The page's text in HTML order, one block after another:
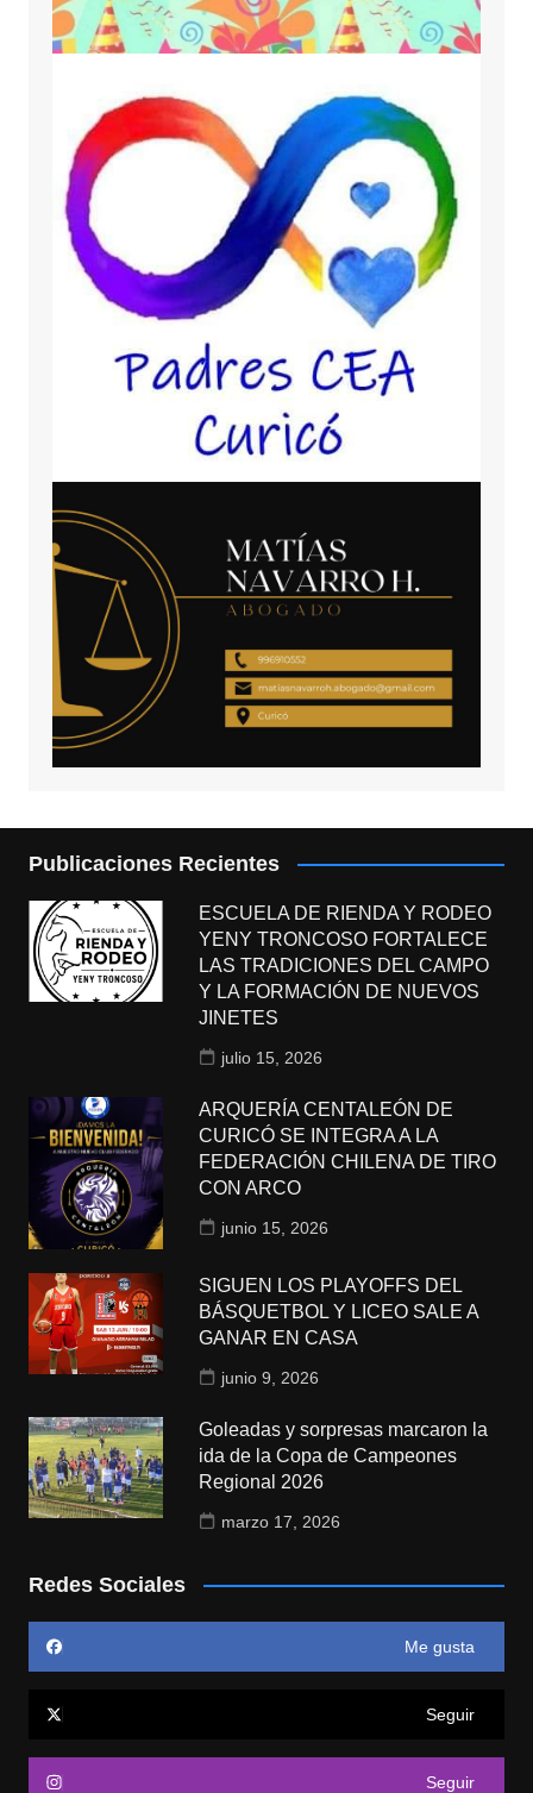
Publicaciones Recientes
ESCUELA DE RIENDA Y RODEO
YENY TRONCOSO FORTALECE
LAS TRADICIONES DEL CAMPO
Y LA FORMACIÓN DE NUEVOS
JINETES
julio 15, 2026
ARQUERÍA CENTALEÓN DE
CURICÓ SE INTEGRA A LA
FEDERACIÓN CHILENA DE TIRO
CON ARCO
junio 15, 2026
SIGUEN LOS PLAYOFFS DEL
BÁSQUETBOL Y LICEO SALE A
GANAR EN CASA
junio 9, 2026
Goleadas y sorpresas marcaron la
ida de la Copa de Campeones
Regional 2026
marzo 17, 2026
Redes Sociales
Me gusta
Seguir
Seguir